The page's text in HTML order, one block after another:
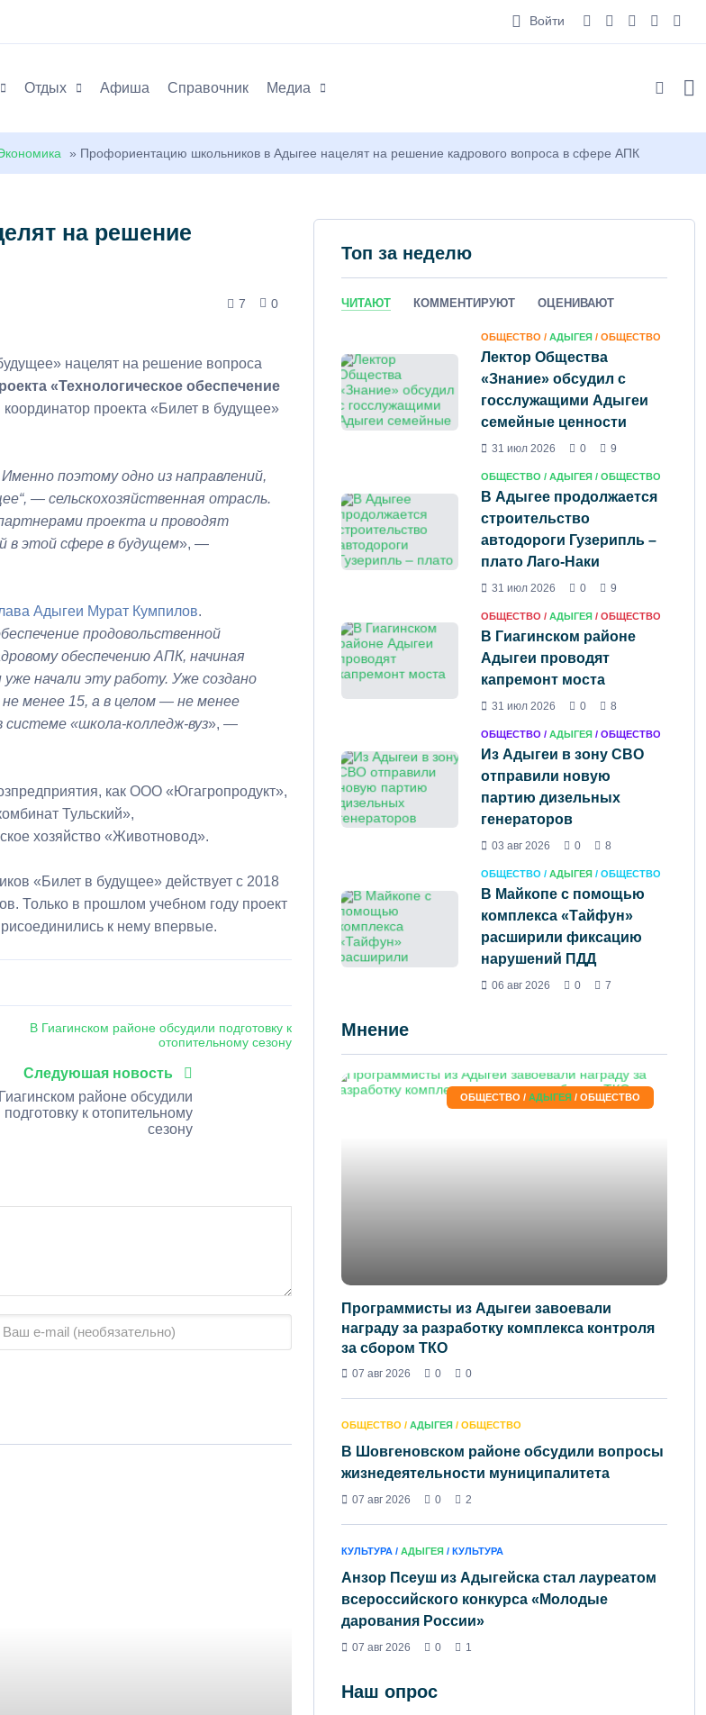
Войти
Отдых Афиша Справочник Медиа
» Профориентацию школьников в Адыгее нацелят на решение кадрового вопроса в сфере АПК
на решение
7 0
нацелят на решение вопроса
«Технологическое обеспечение
проекта «Билет в будущее»
поэтому одно из направлений,
— сельскохозяйственная отрасль.
проекта и проводят
в этой сфере в будущем», —
Адыгеи Мурат Кумпилов.
продовольственной
обеспечению АПК, начиная
начали эту работу. Уже создано
не менее 15, а в целом — не менее
«школа-колледж-вуз», —
как ООО «Югагропродукт»,
Тульский»,
хозяйство «Животновод».
«Билет в будущее» действует с 2018
Только в прошлом учебном году проект
к нему впервые.
Следуюшая новость
районе обсудили
подготовку к отопительному
сезону
Топ за неделю
ЧИТАЮТ КОММЕНТИРУЮТ ОЦЕНИВАЮТ
ОБЩЕСТВО / АДЫГЕЯ / ОБЩЕСТВО
Лектор Общества
«Знание» обсудил с
госслужащими Адыгеи
семейные ценности
31 июл 2026 0 9
ОБЩЕСТВО / АДЫГЕЯ / ОБЩЕСТВО
В Адыгее продолжается
строительство
автодороги Гузерипль –
плато Лаго-Наки
31 июл 2026 0 9
ОБЩЕСТВО / АДЫГЕЯ / ОБЩЕСТВО
В Гиагинском районе
Адыгеи проводят
капремонт моста
31 июл 2026 0 8
ОБЩЕСТВО / АДЫГЕЯ / ОБЩЕСТВО
Из Адыгеи в зону СВО
отправили новую
партию дизельных
генераторов
03 авг 2026 0 8
ОБЩЕСТВО / АДЫГЕЯ / ОБЩЕСТВО
В Майкопе с помощью
комплекса «Тайфун»
расширили фиксацию
нарушений ПДД
06 авг 2026 0 7
Мнение
ОБЩЕСТВО / АДЫГЕЯ / ОБЩЕСТВО
Программисты из Адыгеи завоевали
награду за разработку комплекса контроля
за сбором ТКО
07 авг 2026 0 0
ОБЩЕСТВО / АДЫГЕЯ / ОБЩЕСТВО
В Шовгеновском районе обсудили вопросы
жизнедеятельности муниципалитета
07 авг 2026 0 2
КУЛЬТУРА / АДЫГЕЯ / КУЛЬТУРА
Анзор Псеуш из Адыгейска стал лауреатом
всероссийского конкурса «Молодые
дарования России»
07 авг 2026 0 1
Наш опрос